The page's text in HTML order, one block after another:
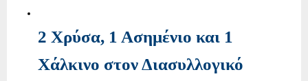
2 Χρύσα, 1 Ασημένιο και 1
Χάλκινο στον Διασυλλογικό